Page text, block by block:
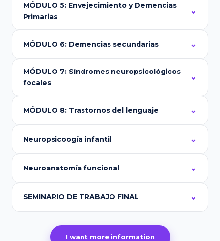
MÓDULO 5: Envejecimiento y Demencias
Primarias
MÓDULO 6: Demencias secundarias
MÓDULO 7: Síndromes neuropsicológicos
focales
MÓDULO 8: Trastornos del lenguaje
Neuropsicoogía infantil
Neuroanatomía funcional
SEMINARIO DE TRABAJO FINAL
I want more information